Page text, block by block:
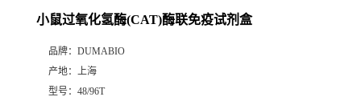
小鼠过氧化氢酶(CAT)酶联免疫试剂盒
品牌： DUMABIO
产地： 上海
型号： 48/96T